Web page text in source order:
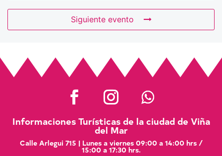
Siguiente evento
Informaciones Turísticas de la ciudad de Viña
del Mar
Calle Arlegui 715 | Lunes a viernes 09:00 a 14:00 hrs /
15:00 a 17:30 hrs.